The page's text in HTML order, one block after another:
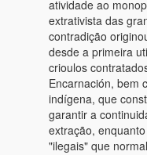
atividade ao
extrativista das
contradição
desde a primeira
crioulos
Encarnación, bem
indígena, que
garantir a
extração, enquanto
"ilegais" que